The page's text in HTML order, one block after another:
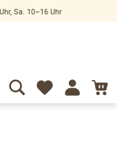
Sa. 10–16 Uhr